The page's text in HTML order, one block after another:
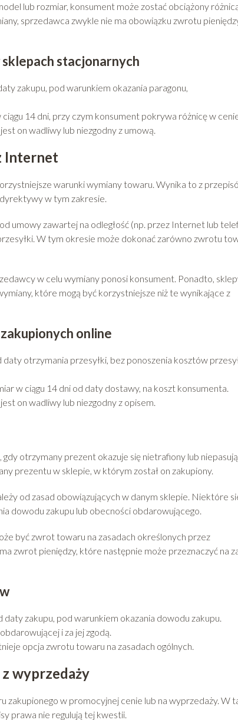
lub rozmiar, konsument może zostać obciążony
sprzedawca zwykle nie ma obowiązku zwrotu
stacjonarnych
zakupu, pod warunkiem okazania paragonu,
14 dni, przy czym konsument pokrywa różnicę w
on wadliwy lub niezgodny z umową.
Internet
warunki wymiany towaru. Wynika to z
w tym zakresie.
umowy zawartej na odległość (np. przez Internet lub
W tym okresie może dokonać zarówno zwrotu
w celu wymiany ponosi konsument. Ponadto,
które mogą być korzystniejsze niż te wynikające z
online
otrzymania przesyłki, bez ponoszenia kosztów
w ciągu 14 dni od daty dostawy, na koszt konsumenta.
on wadliwy lub niezgodny z opisem.
otrzymany prezent okazuje się nietrafiony lub
prezentu w sklepie, w którym został on zakupiony.
od zasad obowiązujących w danym sklepie. Niektóre
dowodu zakupu lub obecności obdarowującego.
być zwrot towaru na zasadach określonych przez
zwrot pieniędzy, które następnie może przeznaczyć na
zakupu, pod warunkiem okazania dowodu zakupu.
i za jej zgodą.
opcja zwrotu towaru na zasadach ogólnych.
wyprzedaży
zakupionego w promocyjnej cenie lub na wyprzedaży. W
prawa nie regulują tej kwestii.